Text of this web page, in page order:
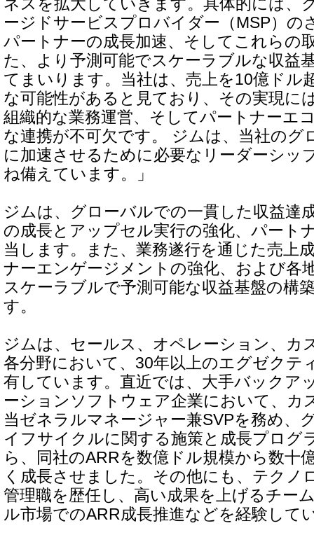
ネスを拡大していきます。具体的には、
ージドサービスプロバイダー（MSP）の
パートナーの成長加速、そしてこれらの
た、より予測可能でスケーラブルな収益
てまいります。当社は、売上を10億ドル
な可能性があると見ており、その実現に
組織的な業務運営、そしてパートナーエ
な連携が不可欠です。 ジムは、当社のグ
に加速させるために必要なリーダーシッ
ね備えています。」
ジムは、グローバルでの一貫した収益達
の成長とアップセル実行の強化、パート
当します。また、業務遂行を通じた売上
ナーエンゲージメントの強化、および各
スケーラブルで予測可能な収益基盤の構
す。
ジムは、セールス、オペレーション、カ
各分野において、30年以上のエグゼクテ
有しています。直近では、大手バックア
ーションソフトウェア企業において、カ
当ゼネラルマネージャー兼SVPを務め、
イフサイクルに関する施策と成長プログ
ら、同社のARRを数億ドル規模から数十
く成長させました。その他にも、テクノ
管理職を歴任し、高い成果を上げるチー
ル市場でのARR成長推進などを経験して